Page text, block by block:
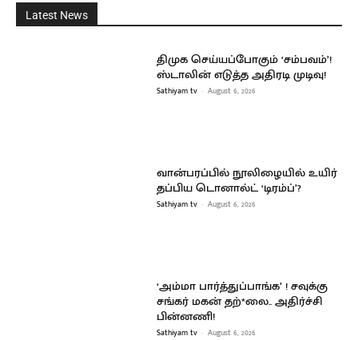
Latest News
திமுக செய்யப்போகும் ‘சம்பவம்’!
ஸ்டாலின் எடுத்த அதிரடி முடிவு!
Sathiyam tv - August 6, 2026
வான்பரப்பில் நூலிழையில் உயிர்
தப்பிய டொனால்ட் ‘டிரம்ப்’?
Sathiyam tv - August 6, 2026
‘அம்மா பார்த்துப்பாங்க’ ! சவுக்கு
சங்கர் மகன் தற்*லை.. அதிர்ச்சி
பின்னணி!
Sathiyam tv - August 6, 2026